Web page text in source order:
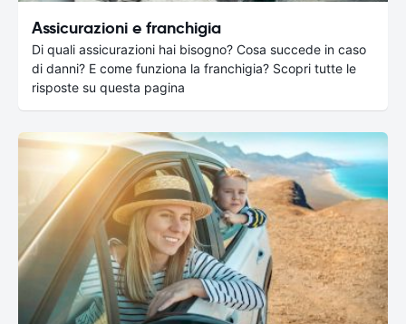
Assicurazioni e franchigia
Di quali assicurazioni hai bisogno? Cosa succede in caso
di danni? E come funziona la franchigia? Scopri tutte le
risposte su questa pagina